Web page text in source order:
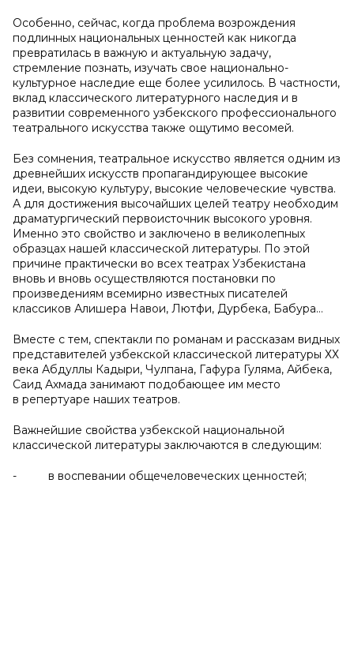
Особенно, сейчас, когда проблема возрождения
подлинных национальных ценностей как никогда
превратилась в важную и актуальную задачу,
стремление познать, изучать свое национально-
культурное наследие еще более усилилось. В частности,
вклад классического литературного наследия и в
развитии современного узбекского профессионального
театрального искусства также ощутимо весомей.
Без сомнения, театральное искусство является одним из
древнейших искусств пропагандирующее высокие
идеи, высокую культуру, высокие человеческие чувства.
А для достижения высочайших целей театру необходим
драматургический первоисточник высокого уровня.
Именно это свойство и заключено в великолепных
образцах нашей классической литературы. По этой
причине практически во всех театрах Узбекистана
вновь и вновь осуществляются постановки по
произведениям всемирно известных писателей
классиков Алишера Навои, Лютфи, Дурбека, Бабура…
Вместе с тем, спектакли по романам и рассказам видных
представителей узбекской классической литературы ХХ
века Абдуллы Кадыри, Чулпана, Гафура Гуляма, Айбека,
Саид Ахмада занимают подобающее им место
в репертуаре наших театров.
Важнейшие свойства узбекской национальной
классической литературы заключаются в следующим:
- в воспевании общечеловеческих ценностей;